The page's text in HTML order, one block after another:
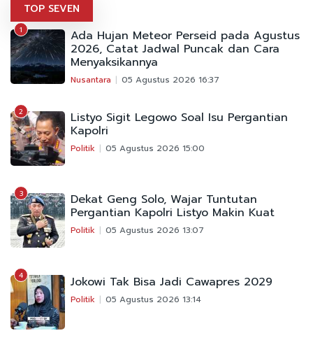
TOP SEVEN
1 Ada Hujan Meteor Perseid pada Agustus
2026, Catat Jadwal Puncak dan Cara
Menyaksikannya
Nusantara 05 Agustus 2026 16:37
2 Listyo Sigit Legowo Soal Isu Pergantian
Kapolri
Politik 05 Agustus 2026 15:00
3 Dekat Geng Solo, Wajar Tuntutan
Pergantian Kapolri Listyo Makin Kuat
Politik 05 Agustus 2026 13:07
4 Jokowi Tak Bisa Jadi Cawapres 2029
Politik 05 Agustus 2026 13:14